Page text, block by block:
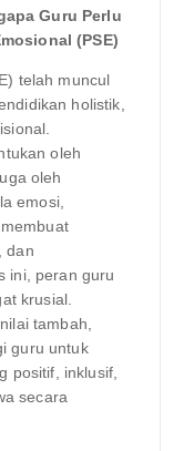
Guru Perlu
(PSE)
telah muncul
holistik,
oleh
oleh
emosi,
dan
ini, peran guru
krusial.
tambah,
guru untuk
positif, inklusif,
secara